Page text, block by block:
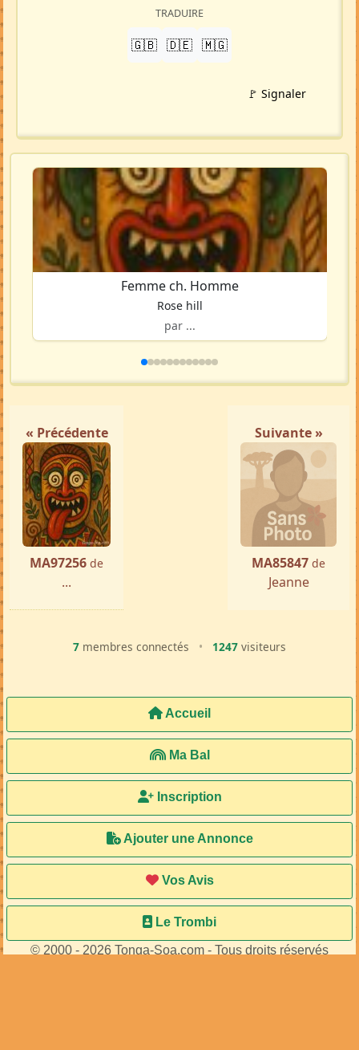
TRADUIRE
🇬🇧 🇩🇪 🇲🇬
🚩 Signaler
Femme ch. Homme
Rose hill
par ...
« Précédente
MA97256 de
...
Suivante »
MA85847 de
Jeanne
7 membres connectés • 1247 visiteurs
Accueil
Ma Bal
Inscription
Ajouter une Annonce
Vos Avis
Le Trombi
© 2000 - 2026 Tonga-Soa.com - Tous droits réservés